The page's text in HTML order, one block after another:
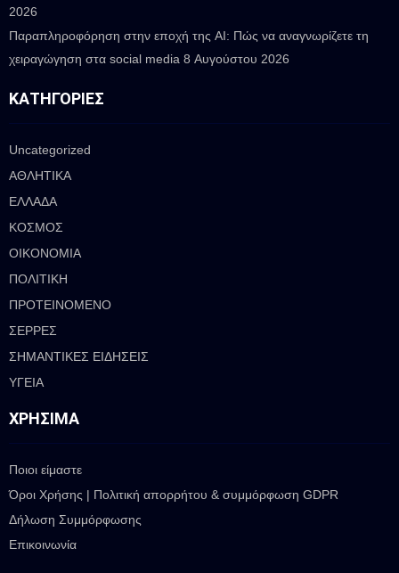
2026
Παραπληροφόρηση στην εποχή της AI: Πώς να αναγνωρίζετε τη
χειραγώγηση στα social media 8 Αυγούστου 2026
ΚΑΤΗΓΟΡΊΕΣ
Uncategorized
ΑΘΛΗΤΙΚΑ
ΕΛΛΑΔΑ
ΚΟΣΜΟΣ
ΟΙΚΟΝΟΜΙΑ
ΠΟΛΙΤΙΚΗ
ΠΡΟΤΕΙΝΟΜΕΝΟ
ΣΕΡΡΕΣ
ΣΗΜΑΝΤΙΚΕΣ ΕΙΔΗΣΕΙΣ
ΥΓΕΙΑ
ΧΡΉΣΙΜΑ
Ποιοι είμαστε
Όροι Χρήσης | Πολιτική απορρήτου & συμμόρφωση GDPR
Δήλωση Συμμόρφωσης
Επικοινωνία